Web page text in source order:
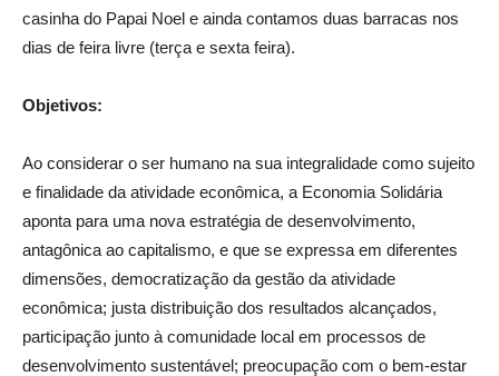
casinha do Papai Noel e ainda contamos duas barracas nos
dias de feira livre (terça e sexta feira).
Objetivos:
Ao considerar o ser humano na sua integralidade como sujeito
e finalidade da atividade econômica, a Economia Solidária
aponta para uma nova estratégia de desenvolvimento,
antagônica ao capitalismo, e que se expressa em diferentes
dimensões, democratização da gestão da atividade
econômica; justa distribuição dos resultados alcançados,
participação junto à comunidade local em processos de
desenvolvimento sustentável; preocupação com o bem-estar